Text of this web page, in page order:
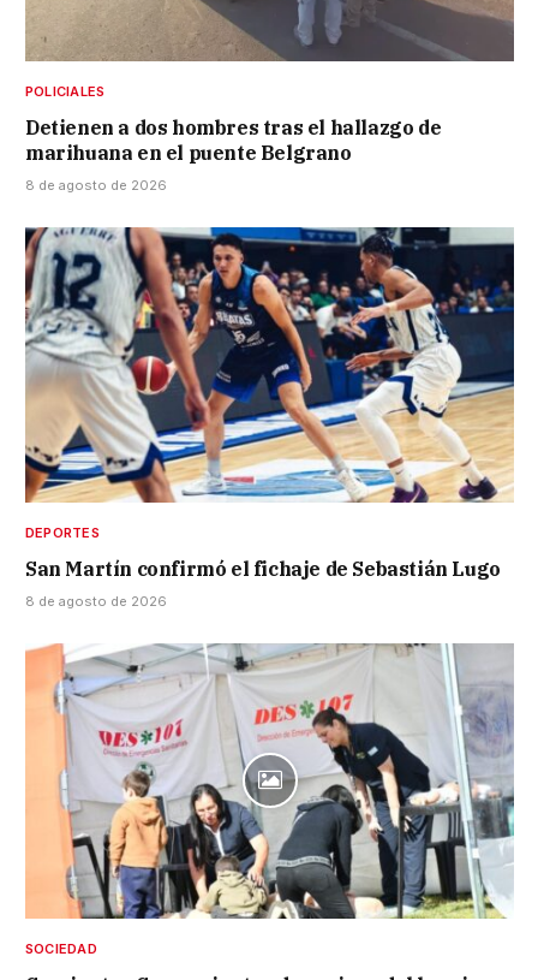
POLICIALES
Detienen a dos hombres tras el hallazgo de
marihuana en el puente Belgrano
8 de agosto de 2026
DEPORTES
San Martín confirmó el fichaje de Sebastián Lugo
8 de agosto de 2026
SOCIEDAD